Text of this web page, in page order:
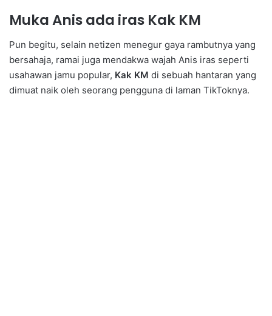
Muka Anis ada iras Kak KM
Pun begitu, selain netizen menegur gaya rambutnya yang
bersahaja, ramai juga mendakwa wajah Anis iras seperti
usahawan jamu popular, Kak KM di sebuah hantaran yang
dimuat naik oleh seorang pengguna di laman TikToknya.